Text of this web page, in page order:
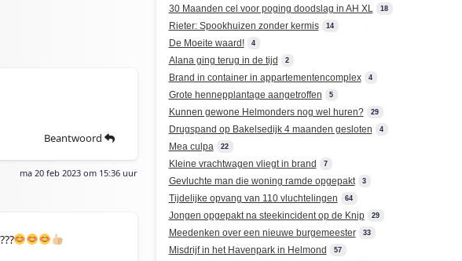
Beantwoord
ma 20 feb 2023 om 15:36 uur
30 Maanden cel voor poging doodslag in AH XL 18
Rieter: Spookhuizen zonder kermis 14
De Moeite waard! 4
Alana ging terug in de tijd 2
Brand in container in appartementencomplex 4
Grote hennepplantage aangetroffen 5
Kunnen gewone Helmonders nog wel huren? 29
Drugspand op Bakelsedijk 4 maanden gesloten 4
Mea culpa 22
Kleine vrachtwagen vliegt in brand 7
Gevluchte man die woning ramde opgepakt 3
Tijdelijke opvang van 110 vluchtelingen 64
Jongen opgepakt na steekincident op de Knip 29
Meedenken over een nieuwe burgemeester 33
Misdrijf in het Havenpark in Helmond 57